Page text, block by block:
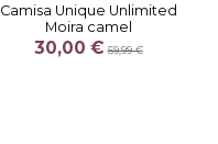
Camisa Unique Unlimited
Moira camel
30,00 €59,99 €